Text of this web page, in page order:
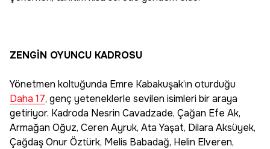
ZENGİN OYUNCU KADROSU
Yönetmen koltuğunda Emre Kabakuşak’ın oturduğu
Daha 17, genç yeteneklerle sevilen isimleri bir araya
getiriyor. Kadroda Nesrin Cavadzade, Çağan Efe Ak,
Armağan Oğuz, Ceren Ayruk, Ata Yaşat, Dilara Aksüyek,
Çağdaş Onur Öztürk, Melis Babadağ, Helin Elveren,